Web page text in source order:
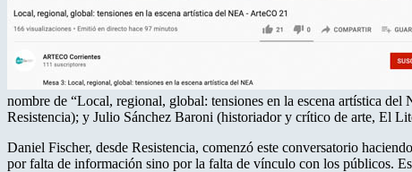
nombre de “Local, regional, global: tensiones en la escena artística
Resistencia); y Julio Sánchez Baroni (historiador y crítico de arte, El
Daniel Fischer, desde Resistencia, comenzó este conversatorio
por falta de información sino por la falta de vínculo con los públicos.